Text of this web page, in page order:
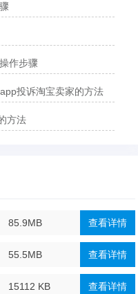
作步骤
投诉淘宝卖家的方法
方法
85.9MB 查看详情
55.5MB 查看详情
15112 KB 查看详情